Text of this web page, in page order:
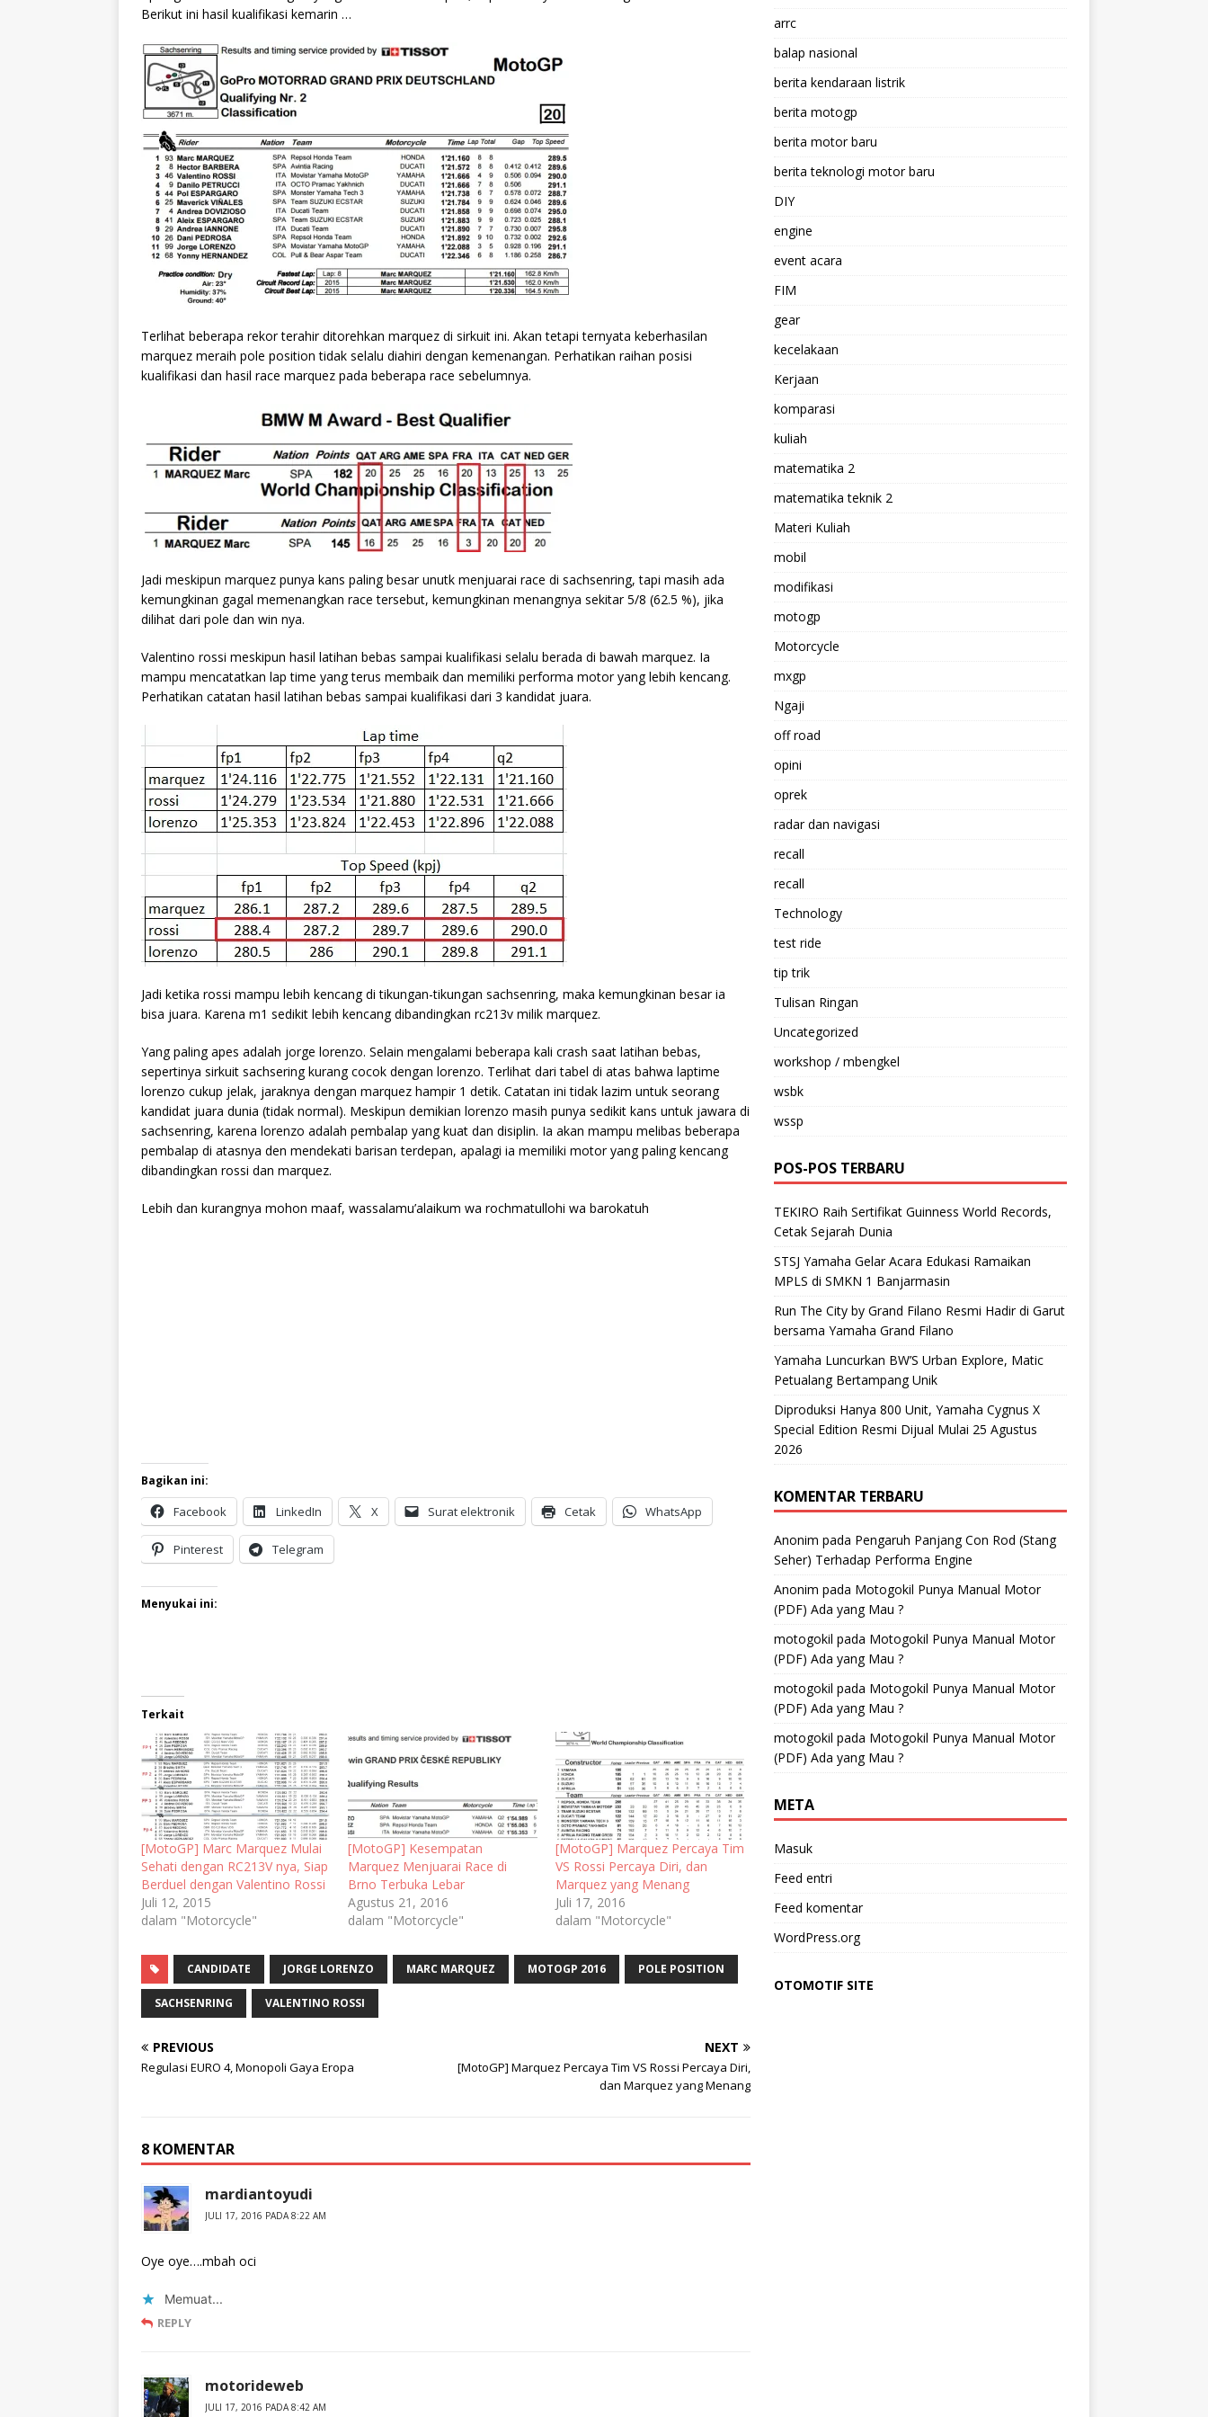
Berikut ini hasil kualifikasi kemarin …
Terlihat beberapa rekor terahir ditorehkan marquez di sirkuit ini. Akan tetapi ternyata keberhasilan
marquez meraih pole position tidak selalu diahiri dengan kemenangan. Perhatikan raihan posisi
kualifikasi dan hasil race marquez pada beberapa race sebelumnya.
Jadi meskipun marquez punya kans paling besar unutk menjuarai race di sachsenring, tapi masih ada
kemungkinan gagal memenangkan race tersebut, kemungkinan menangnya sekitar 5/8 (62.5 %), jika
dilihat dari pole dan win nya.
Valentino rossi meskipun hasil latihan bebas sampai kualifikasi selalu berada di bawah marquez. Ia
mampu mencatatkan lap time yang terus membaik dan memiliki performa motor yang lebih kencang.
Perhatikan catatan hasil latihan bebas sampai kualifikasi dari 3 kandidat juara.
Jadi ketika rossi mampu lebih kencang di tikungan-tikungan sachsenring, maka kemungkinan besar ia
bisa juara. Karena m1 sedikit lebih kencang dibandingkan rc213v milik marquez.
Yang paling apes adalah jorge lorenzo. Selain mengalami beberapa kali crash saat latihan bebas,
sepertinya sirkuit sachsering kurang cocok dengan lorenzo. Terlihat dari tabel di atas bahwa laptime
lorenzo cukup jelak, jaraknya dengan marquez hampir 1 detik. Catatan ini tidak lazim untuk seorang
kandidat juara dunia (tidak normal). Meskipun demikian lorenzo masih punya sedikit kans untuk jawara di
sachsenring, karena lorenzo adalah pembalap yang kuat dan disiplin. Ia akan mampu melibas beberapa
pembalap di atasnya den mendekati barisan terdepan, apalagi ia memiliki motor yang paling kencang
dibandingkan rossi dan marquez.
Lebih dan kurangnya mohon maaf, wassalamu’alaikum wa rochmatullohi wa barokatuh
Bagikan ini:
Facebook LinkedIn X Surat elektronik Cetak WhatsApp
Pinterest Telegram
Menyukai ini:
Terkait
[MotoGP] Marc Marquez Mulai
Sehati dengan RC213V nya, Siap
Berduel dengan Valentino Rossi
Juli 12, 2015
dalam "Motorcycle"
[MotoGP] Kesempatan
Marquez Menjuarai Race di
Brno Terbuka Lebar
Agustus 21, 2016
dalam "Motorcycle"
[MotoGP] Marquez Percaya Tim
VS Rossi Percaya Diri, dan
Marquez yang Menang
Juli 17, 2016
dalam "Motorcycle"
CANDIDATE JORGE LORENZO MARC MARQUEZ MOTOGP 2016 POLE POSITION
SACHSENRING VALENTINO ROSSI
PREVIOUS
Regulasi EURO 4, Monopoli Gaya Eropa
NEXT
[MotoGP] Marquez Percaya Tim VS Rossi Percaya Diri,
dan Marquez yang Menang
8 KOMENTAR
mardiantoyudi
JULI 17, 2016 PADA 8:22 AM
Oye oye….mbah oci
Memuat...
REPLY
motorideweb
JULI 17, 2016 PADA 8:42 AM
arrc
balap nasional
berita kendaraan listrik
berita motogp
berita motor baru
berita teknologi motor baru
DIY
engine
event acara
FIM
gear
kecelakaan
Kerjaan
komparasi
kuliah
matematika 2
matematika teknik 2
Materi Kuliah
mobil
modifikasi
motogp
Motorcycle
mxgp
Ngaji
off road
opini
oprek
radar dan navigasi
recall
recall
Technology
test ride
tip trik
Tulisan Ringan
Uncategorized
workshop / mbengkel
wsbk
wssp
POS-POS TERBARU
TEKIRO Raih Sertifikat Guinness World Records,
Cetak Sejarah Dunia
STSJ Yamaha Gelar Acara Edukasi Ramaikan
MPLS di SMKN 1 Banjarmasin
Run The City by Grand Filano Resmi Hadir di Garut
bersama Yamaha Grand Filano
Yamaha Luncurkan BW’S Urban Explore, Matic
Petualang Bertampang Unik
Diproduksi Hanya 800 Unit, Yamaha Cygnus X
Special Edition Resmi Dijual Mulai 25 Agustus
2026
KOMENTAR TERBARU
Anonim pada Pengaruh Panjang Con Rod (Stang
Seher) Terhadap Performa Engine
Anonim pada Motogokil Punya Manual Motor
(PDF) Ada yang Mau ?
motogokil pada Motogokil Punya Manual Motor
(PDF) Ada yang Mau ?
motogokil pada Motogokil Punya Manual Motor
(PDF) Ada yang Mau ?
motogokil pada Motogokil Punya Manual Motor
(PDF) Ada yang Mau ?
META
Masuk
Feed entri
Feed komentar
WordPress.org
OTOMOTIF SITE